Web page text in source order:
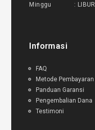
Minggu : LIBUR
Informasi
FAQ
Metode Pembayaran
Panduan Garansi
Pengembalian Dana
Testimoni